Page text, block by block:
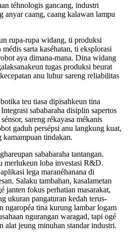
téhnologis gancang, industri
anyar caang, caang kalawan lampu
rupa-rupa widang, ti produksi
sarta kaséhatan, ti eksplorasi
aya dimana-mana. Dina widang
tugas produksi beurat
anu luhur sareng reliabilitas
teu tiasa dipisahkeun tina
sababaraha disiplin sapertos
sareng rékayasa mékanis
gaduh persépsi anu langkung kuat,
kamampuan tindakan.
sababaraha tantangan.
merlukeun loba investasi R&D.
lega maranéhanana di
Salaku tambahan, kasalametan
janten fokus perhatian masarakat,
ukuran pangaturan kedah terus-
ngaropéa tina kurung lambar logam
ngurangan waragad, tapi ogé
alat jeung minuhan standar industri.